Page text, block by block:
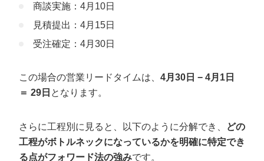
商談実施：4月10日
見積提出：4月15日
受注確定：4月30日
この場合の営業リードタイムは、 4月30日 − 4月1日
＝ 29日 となります。
さらに工程別に見ると、以下のように分解でき、
どの
工程がボトルネックになっているかを明確に特定でき
る点がフォワード法の強みです。